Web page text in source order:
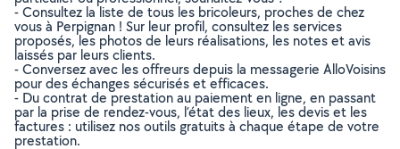
- Consultez la liste de tous les bricoleurs, proches de chez
vous à Perpignan ! Sur leur profil, consultez les services
proposés, les photos de leurs réalisations, les notes et avis
laissés par leurs clients.
- Conversez avec les offreurs depuis la messagerie AlloVoisins
pour des échanges sécurisés et efficaces.
- Du contrat de prestation au paiement en ligne, en passant
par la prise de rendez-vous, l’état des lieux, les devis et les
factures : utilisez nos outils gratuits à chaque étape de votre
prestation.